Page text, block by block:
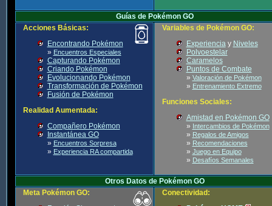
Guías de Pokémon GO
Acciones Básicas:
Encontrando Pokémon
» Encuentros Especiales
Capturando Pokémon
Criando Pokémon
Evolucionando Pokémon
Transformación de Pokémon
Fusión de Pokémon
Realidad Aumentada:
Compañero Pokémon
Instantánea GO
» Encuentros Sorpresa
» Experiencia RA compartida
Variables de Pokémon GO:
Experienciay Niveles
Polvoestelar
Caramelos
Puntos de Combate
» Valoración de Pokémon
» Entrenamiento Extremo
Funciones Sociales:
Amistad en Pokémon GO
» Intercambios de Pokémon
» Regalos de Amigos
» Recomendaciones
» Juego en Equipo
» Desafíos Semanales
Otros Datos de Pokémon GO
Meta Pokémon GO:
Conectividad: